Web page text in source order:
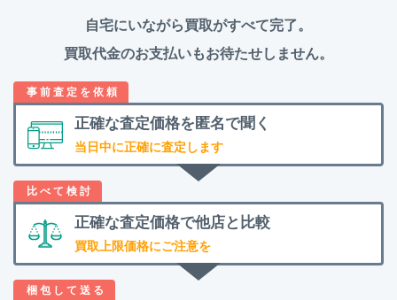
自宅にいながら買取がすべて完了。
買取代金のお支払いもお待たせしません。
正確な査定価格を 匿名で聞く
当日中に正確に査定します
正確な査定価格で他店と比較
買取上限価格にご注意を